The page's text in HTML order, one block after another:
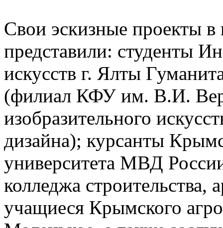
Свои эскизные проекты в
представили: студенты
искусств г. Ялты
(филиал КФУ им. В.И.
изобразительного
дизайна); курсанты
университета МВД
колледжа строительства,
учащиеся Крымского